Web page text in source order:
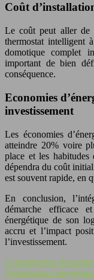
Coût
Le coût peut aller de
thermostat intelligent
domotique complet
important de bien
conséquence.
Economies
investissement
Les économies
atteindre 20% voire
place et les habitudes
dépendra du coût
est souvent rapide, en
En conclusion,
démarche efficace
énergétique de son
accru et l’impact
l’investissement.
Centralisation
Optimisation